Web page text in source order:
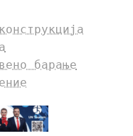
барање